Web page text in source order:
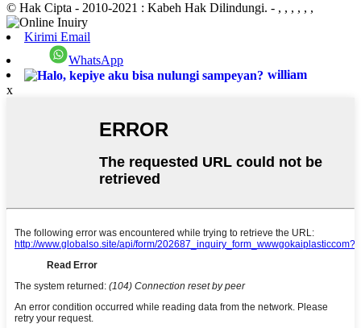
© Hak Cipta - 2010-2021 : Kabeh Hak Dilindungi. - , , , , , ,
Kirimi Email
WhatsApp
william
x